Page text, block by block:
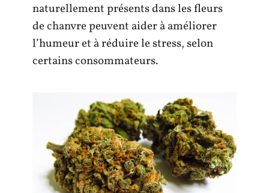
naturellement présents dans les fleurs
de chanvre peuvent aider à améliorer
l’humeur et à réduire le stress, selon
certains consommateurs.